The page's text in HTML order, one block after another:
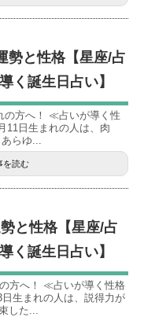
勢と性格【星座/占
く誕生日占い】
の方へ！ ≪占いが導く性
11日生まれの人は、肉
らゆ...
を読む
と性格【星座/占
く誕生日占い】
方へ！ ≪占いが導く性格
生まれの人は、説得力が
した...